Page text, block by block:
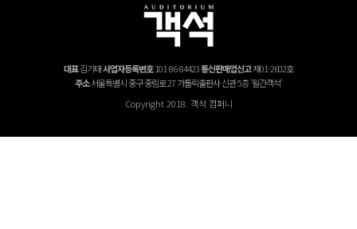
대표김기태사업자등록번호101-86-84423통신판매업신고제01-2602호
주소서울특별시 중구 중림로 27 가톨릭출판사 신관 5층 '월간객석'
Copyright 2018. 객석 컴퍼니